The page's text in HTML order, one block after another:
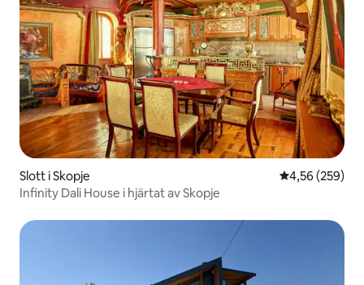
Slott i Skopje 4,56 av 5 i
4,56 (259)
Infinity Dali House i hjärtat av Skopje